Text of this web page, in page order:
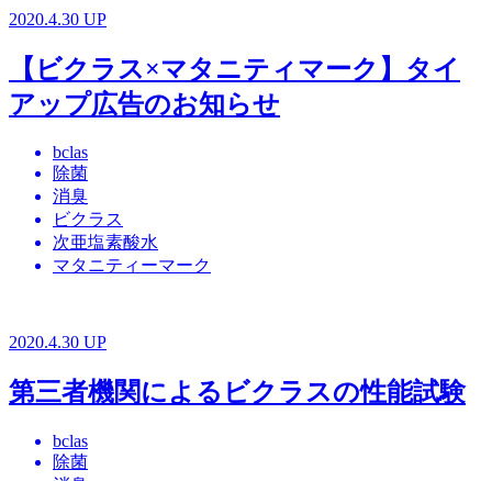
2020.4.30 UP
【ビクラス×マタニティマーク】タイ
アップ広告のお知らせ
bclas
除菌
消臭
ビクラス
次亜塩素酸水
マタニティーマーク
2020.4.30 UP
第三者機関によるビクラスの性能試験
bclas
除菌